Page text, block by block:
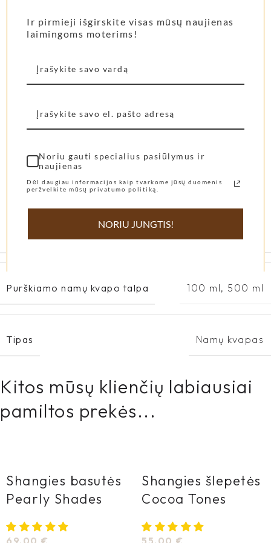
Pico Turquino
Purškiamo namų kvapo talpa 100 ml, 500 ml
Tipas Namų kvapas
Kitos mūsų klienčių labiausiai
pamiltos prekės...
Shangies basutės
Pearly Shades
69,00 €
Shangies šlepetės
Cocoa Tones
55,00 €
Ir pirmieji išgirskite visas mūsų naujienas
laimingoms moterims!
Noriu gauti specialius pasiūlymus ir
naujienas
Dėl daugiau informacijos kaip tvarkome jūsų duomenis
peržvelkite mūsų privatumo politiką.
NORIU JUNGTIS!